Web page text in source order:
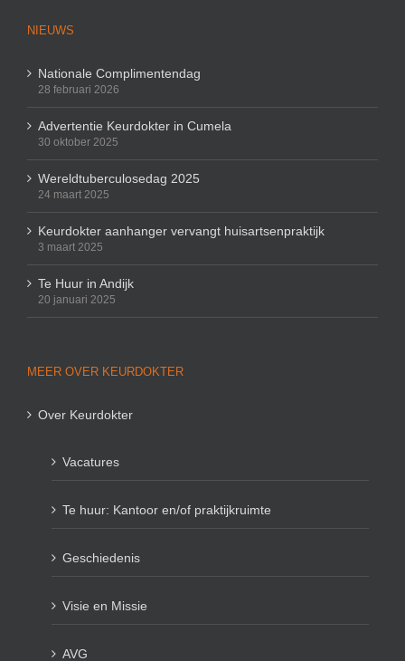
NIEUWS
Nationale Complimentendag
28 februari 2026
Advertentie Keurdokter in Cumela
30 oktober 2025
Wereldtuberculosedag 2025
24 maart 2025
Keurdokter aanhanger vervangt huisartsenpraktijk
3 maart 2025
Te Huur in Andijk
20 januari 2025
MEER OVER KEURDOKTER
Over Keurdokter
Vacatures
Te huur: Kantoor en/of praktijkruimte
Geschiedenis
Visie en Missie
AVG